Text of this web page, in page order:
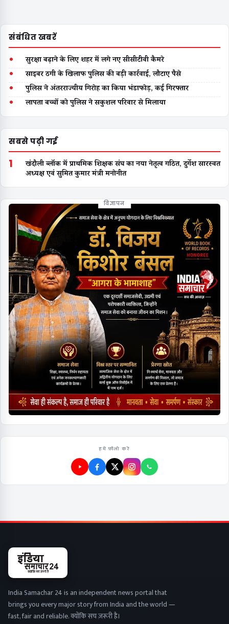
संबंधित खबरें
• सुरक्षा बढ़ाने के लिए शहर में लगे नए सीसीटीवी कैमरे
• साइबर ठगी के खिलाफ पुलिस की बड़ी कार्रवाई, लौटाए पैसे
• पुलिस ने अंतरराज्यीय गिरोह का किया भंडाफोड़, कई गिरफ्तार
• लापता बच्चों को पुलिस ने सकुशल परिवार से मिलाया
सबसे पढ़ी गई
1
खंदौली ब्लॉक में प्राथमिक शिक्षक संघ का नया नेतृत्व गठित, दुर्गेश सारस्वत
अध्यक्ष एवं सुमित कुमार मंत्री मनोनीत
विज्ञापन
हमें फ़ॉलो करें
India Samachar 24 is an independent news portal that
brings you every major story from India and the world —
fast, fair and reliable. क्योंकि सच ज़रूरी है।